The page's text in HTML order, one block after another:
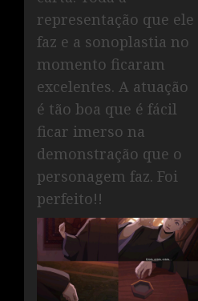
representação que ele
faz e a sonoplastia no
momento ficaram
excelentes. A atuação
é tão boa que é fácil
ficar imerso na
demonstração que o
personagem faz. Foi
perfeito!!